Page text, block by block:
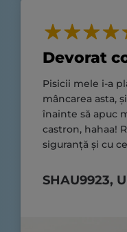
Devorat
Pisicii mele i-a
mâncarea asta,
înainte să apuc
castron, hahaa!
siguranță și cu
SHAU9923,